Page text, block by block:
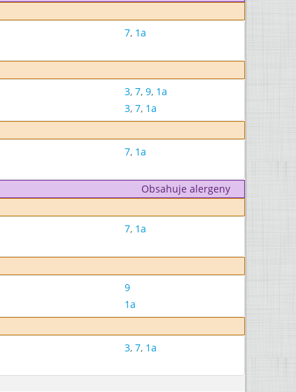
7, 1a
3, 7, 9, 1a
3, 7, 1a
7, 1a
Obsahuje alergeny
7, 1a
9
1a
3, 7, 1a